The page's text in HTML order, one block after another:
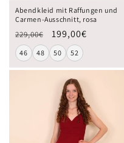
Abendkleid mit Raffungen und
Carmen-Ausschnitt, rosa
229,00€ 199,00€
46 48 50 52